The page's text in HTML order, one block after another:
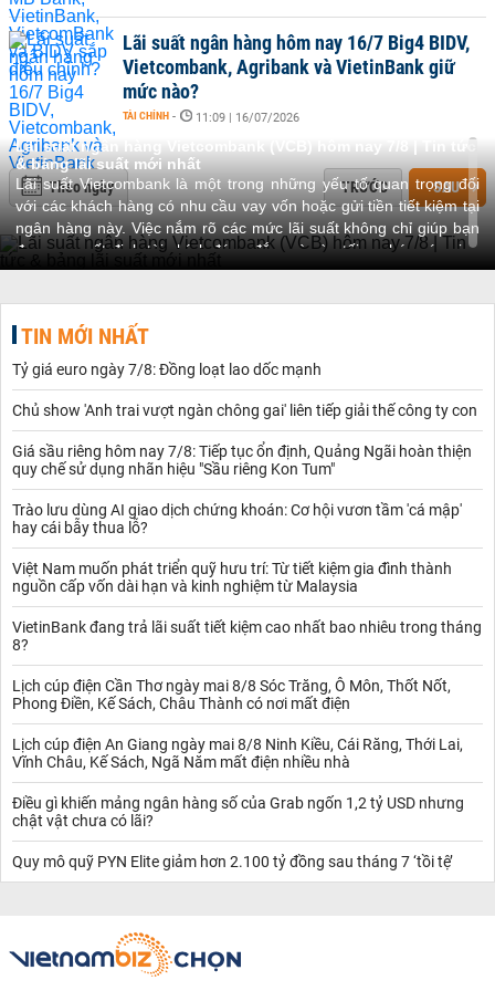
Lãi suất ngân hàng hôm nay 16/7 Big4 BIDV,
Vietcombank, Agribank và VietinBank giữ
mức nào?
TÀI CHÍNH - 11:09 | 16/07/2026
Theo ngày TRƯỚC SAU
Lãi suất ngân hàng Vietcombank (VCB) hôm nay 7/8 | Tin tức
& bảng lãi suất mới nhất
Lãi suất Vietcombank là một trong những yếu tố quan trọng đối
với các khách hàng có nhu cầu vay vốn hoặc gửi tiền tiết kiệm tại
ngân hàng này. Việc nắm rõ các mức lãi suất không chỉ giúp bạn
đưa ra quyết định tài chính đúng đắn mà còn tối ưu hóa các giao
dịch ngân hàng của mình. Cùng tìm hiểu ngay về các loại lãi suất
hiện nay.
Chủ đề lãi suất Vietcombank mới nhất
Chủ đề thường cập nhật các bài viết có nội dung liên quan đến
các lãi suất tại ngân hàng Vietcombank, giúp khách hàng nắm
-Lãi suất Vietcombank hôm nay bao nhiêu: Cập nhật chi tiết
bảng lãi suất tại Vietcombank cho kỳ hạn gửi.
- Mức chênh lệch lãi suất cao nhất, thấp nhất của từng kỳ hạn gửi
trong tháng này so với tháng trước.
- So sánh mức lãi suất tại ngân hàng Vietcombank với
lãi suất ngân hàng Eximbank
Bắc Á,lãi suất ngân hàng PVcombank,...
- Các thông tin thị trường liên quan đến lãi suất tại Vietcombank,
chẳng hạn như: chính sách NHNN, tỷ giá,...
Xem thêm:
Tổng quan về lãi suất Vietcombank
Lãi suất tại Vietcombank có sự thay đổi tùy theo thời điểm và sản
phẩm tài chính mà bạn tham gia. Đối với các khách hàng vay vốn,
lãi suất sẽ thay đổi tùy theo hình thức vay, thời gian vay, và mức
độ tín dụng của khách hàng. Đối với tiền gửi tiết kiệm, mức lãi
suất cũng sẽ thay đổi tùy theo kỳ hạn gửi và hình thức gửi.
Các loại lãi suất tại Vietcombank
Vietcombank cung cấp nhiều loại lãi suất cho các sản phẩm tài
chính khác nhau. Mỗi loại lãi suất sẽ có những đặc điểm riêng
biệt, phù hợp với nhu cầu của từng khách hàng.
* Lãi suất vay ngân hàng Vietcombank: tỷ lệ lãi suất vay tại
* Lãi suất gửi tiết kiệm Vietcombank: mức lãi suất này dao động từ
4-6% cho các kỳ hạn ngắn, và có thể lên đến 7-8% cho các kỳ
TIN MỚI NHẤT
Tỷ giá euro ngày 7/8: Đồng loạt lao dốc mạnh
Chủ show 'Anh trai vượt ngàn chông gai' liên tiếp giải thế công ty con
Giá sầu riêng hôm nay 7/8: Tiếp tục ổn định, Quảng Ngãi hoàn thiện
quy chế sử dụng nhãn hiệu "Sầu riêng Kon Tum"
Trào lưu dùng AI giao dịch chứng khoán: Cơ hội vươn tầm 'cá mập'
hay cái bẫy thua lỗ?
Việt Nam muốn phát triển quỹ hưu trí: Từ tiết kiệm gia đình thành
nguồn cấp vốn dài hạn và kinh nghiệm từ Malaysia
VietinBank đang trả lãi suất tiết kiệm cao nhất bao nhiêu trong tháng
8?
Lịch cúp điện Cần Thơ ngày mai 8/8 Sóc Trăng, Ô Môn, Thốt Nốt,
Phong Điền, Kế Sách, Châu Thành có nơi mất điện
Lịch cúp điện An Giang ngày mai 8/8 Ninh Kiều, Cái Răng, Thới Lai,
Vĩnh Châu, Kế Sách, Ngã Năm mất điện nhiều nhà
Điều gì khiến mảng ngân hàng số của Grab ngốn 1,2 tỷ USD nhưng
chật vật chưa có lãi?
Quy mô quỹ PYN Elite giảm hơn 2.100 tỷ đồng sau tháng 7 ‘tồi tệ’